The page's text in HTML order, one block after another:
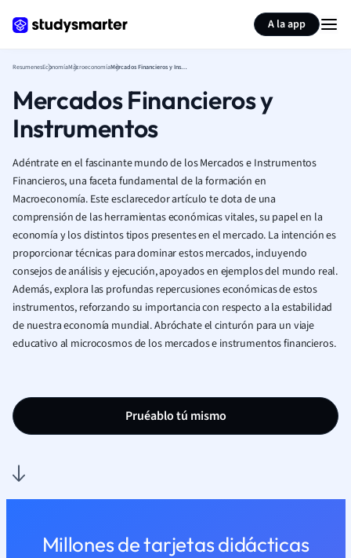
A la app
ResumenesEconomíaMacroeconomía Mercados Financieros y Instrumentos
Mercados Financieros y
Instrumentos
Adéntrate en el fascinante mundo de los Mercados e Instrumentos
Financieros, una faceta fundamental de la formación en
Macroeconomía. Este esclarecedor artículo te dota de una
comprensión de las herramientas económicas vitales, su papel en la
economía y los distintos tipos presentes en el mercado. La intención es
proporcionar técnicas para dominar estos mercados, incluyendo
consejos de análisis y ejecución, apoyados en ejemplos del mundo real.
Además, explora las profundas repercusiones económicas de estos
instrumentos, reforzando su importancia con respecto a la estabilidad
de nuestra economía mundial. Abróchate el cinturón para un viaje
educativo al microcosmos de los mercados e instrumentos financieros.
Pruéablo tú mismo
Millones de tarjetas didácticas
Resumir página